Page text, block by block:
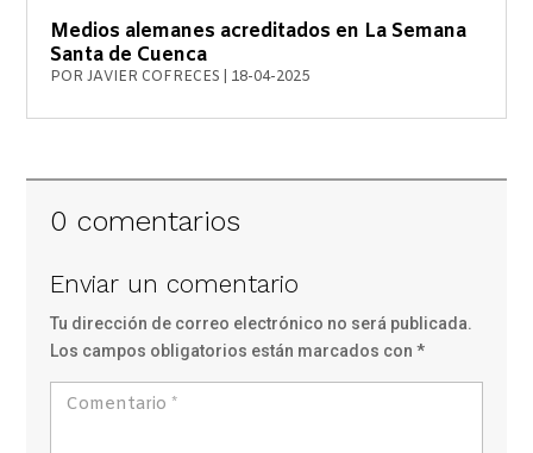
Medios alemanes acreditados en La Semana
Santa de Cuenca
PORJAVIER COFRECES 18-04-2025
0 comentarios
Enviar un comentario
Tu dirección de correo electrónico no será publicada.
Los campos obligatorios están marcados con*